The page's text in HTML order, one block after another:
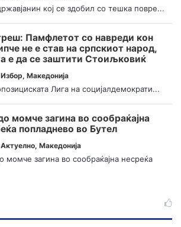
кој се здобил со тешка повре...
Памфлетот со навреди кон
не е став на српскиот народ,
е да се заштити Стоиљковиќ
Избор, Македонија
Лига на социјалдемократи...
момче загина во сообраќајна
попладнево во Бутел
Актуелно, Македонија
момче загина во сообраќајна несреќа